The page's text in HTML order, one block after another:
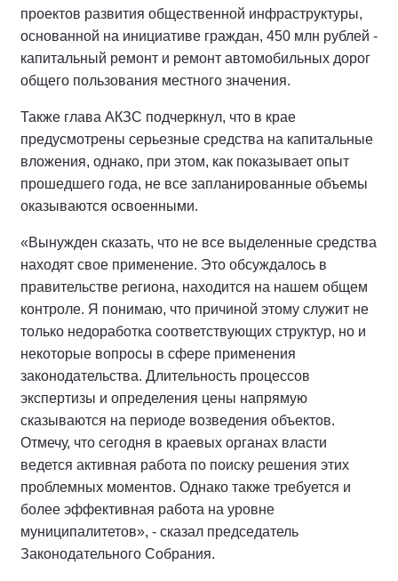
проектов развития общественной инфраструктуры,
основанной на инициативе граждан, 450 млн рублей -
капитальный ремонт и ремонт автомобильных дорог
общего пользования местного значения.
Также глава АКЗС подчеркнул, что в крае
предусмотрены серьезные средства на капитальные
вложения, однако, при этом, как показывает опыт
прошедшего года, не все запланированные объемы
оказываются освоенными.
«Вынужден сказать, что не все выделенные средства
находят свое применение. Это обсуждалось в
правительстве региона, находится на нашем общем
контроле. Я понимаю, что причиной этому служит не
только недоработка соответствующих структур, но и
некоторые вопросы в сфере применения
законодательства. Длительность процессов
экспертизы и определения цены напрямую
сказываются на периоде возведения объектов.
Отмечу, что сегодня в краевых органах власти
ведется активная работа по поиску решения этих
проблемных моментов. Однако также требуется и
более эффективная работа на уровне
муниципалитетов», - сказал председатель
Законодательного Собрания.